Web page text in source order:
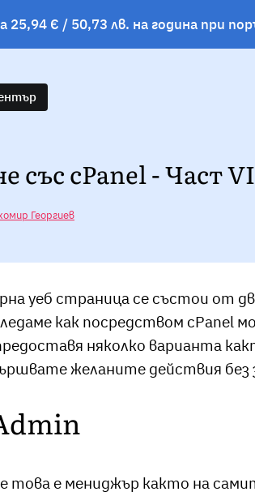
25,94 € / 50,73 лв. на година при
хостинг планове! ВИЖΤΕ
със cPanel - Част
Георгиев
уеб страница се състои от
как посредством cPanel
няколко варианта
желаните действия
това е мениджър както на